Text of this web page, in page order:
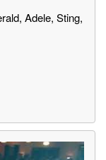
Adele, Sting,